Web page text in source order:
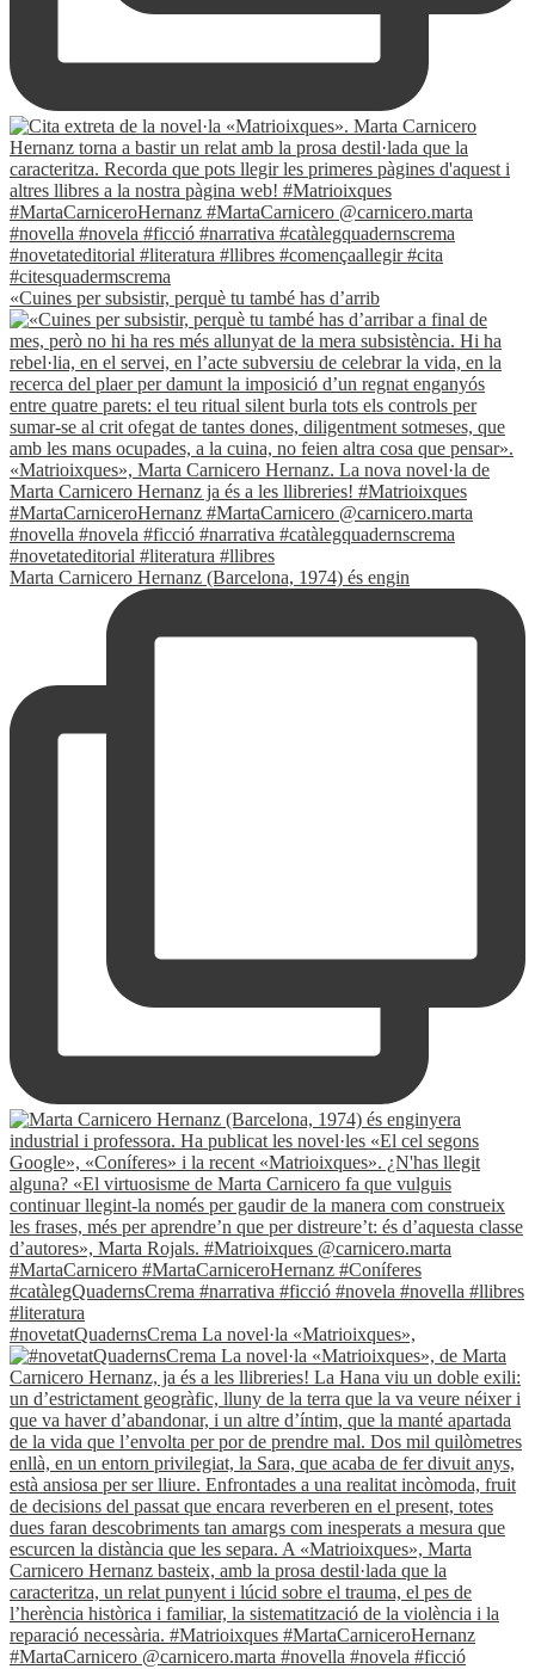
«Cuines per subsistir, perquè tu també has d’arrib
Marta Carnicero Hernanz (Barcelona, 1974) és engin
#novetatQuadernsCrema La novel·la «Matrioixques»,